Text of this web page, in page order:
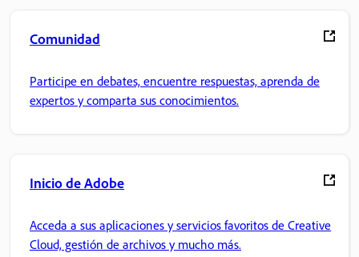
Comunidad
Participe en debates, encuentre respuestas, aprenda de
expertos y comparta sus conocimientos.
Inicio de Adobe
Acceda a sus aplicaciones y servicios favoritos de Creative
Cloud, gestión de archivos y mucho más.